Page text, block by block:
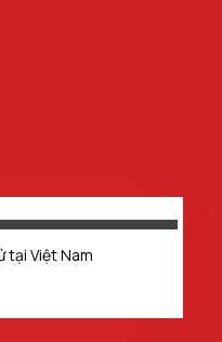
tại Việt Nam